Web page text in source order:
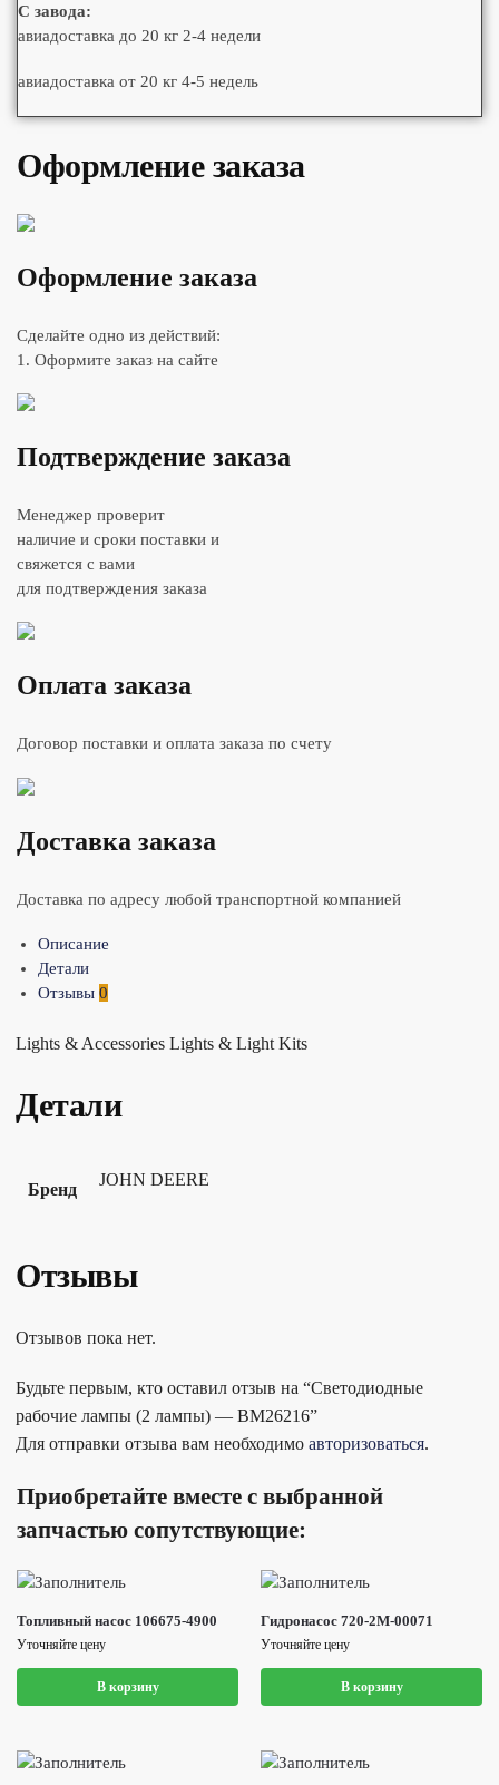
С завода:
авиадоставка до 20 кг 2-4 недели
авиадоставка от 20 кг 4-5 недель
Оформление заказа
Оформление заказа
Сделайте одно из действий:
1. Оформите заказ на сайте
Подтверждение заказа
Менеджер проверит
наличие и сроки поставки и
свяжется с вами
для подтверждения заказа
Оплата заказа
Договор поставки и оплата заказа по счету
Доставка заказа
Доставка по адресу любой транспортной компанией
Описание
Детали
Отзывы 0
Lights & Accessories Lights & Light Kits
Детали
Бренд
JOHN DEERE
Отзывы
Отзывов пока нет.
Будьте первым, кто оставил отзыв на “Светодиодные
рабочие лампы (2 лампы) — BM26216”
Для отправки отзыва вам необходимо авторизоваться.
Приобретайте вместе с выбранной
запчастью сопутствующие:
Топливный насос 106675-4900
Уточняйте цену
В корзину
Гидронасос 720-2M-00071
Уточняйте цену
В корзину